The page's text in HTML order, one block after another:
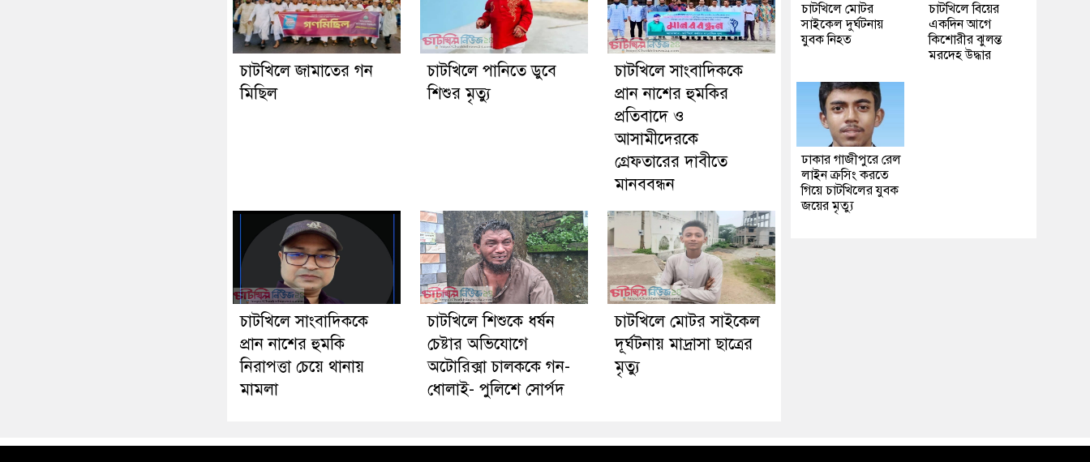
চাটখিলে জামাতের গন
মিছিল
চাটখিলে পানিতে ডুবে
শিশুর মৃত্যু
চাটখিলে সাংবাদিককে
প্রান নাশের হুমকির
প্রতিবাদে ও
আসামীদেরকে
গ্রেফতারের দাবীতে
মানববন্ধন
চাটখিলে সাংবাদিককে
প্রান নাশের হুমকি
নিরাপত্তা চেয়ে থানায়
মামলা
চাটখিলে শিশুকে ধর্ষন
চেষ্টার অভিযোগে
অটোরিক্সা চালককে গন-
ধোলাই- পুলিশে সোর্পদ
চাটখিলে মোটর সাইকেল
দূর্ঘটনায় মাদ্রাসা ছাত্রের
মৃত্যু
চাটখিলে মোটর
সাইকেল দুর্ঘটনায়
যুবক নিহত
চাটখিলে বিয়ের
একদিন আগে
কিশোরীর ঝুলন্ত
মরদেহ উদ্ধার
ঢাকার গাজীপুরে রেল
লাইন ক্রসিং করতে
গিয়ে চাটখিলের যুবক
জয়ের মৃত্যু